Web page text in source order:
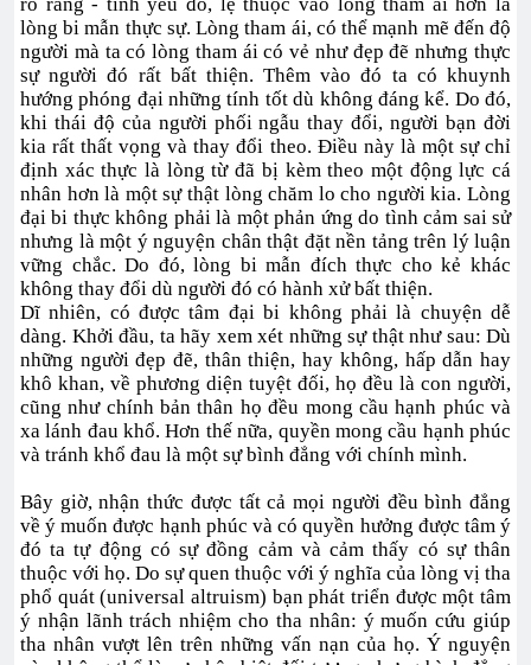
lòng bi mẫn thực sự. Lòng tham ái, có thể mạnh mẽ đến độ
người mà ta có lòng tham ái có vẻ như đẹp đẽ nhưng thực
sự người đó rất bất thiện. Thêm vào đó ta có khuynh
hướng phóng đại những tính tốt dù không đáng kể. Do đó,
khi thái độ của người phối ngẫu thay đổi, người bạn đời
kia rất thất vọng và thay đổi theo. Điều này là một sự chỉ
định xác thực là lòng từ đã bị kèm theo một động lực cá
nhân hơn là một sự thật lòng chăm lo cho người kia. Lòng
đại bi thực không phải là một phản ứng do tình cảm sai sử
nhưng là một ý nguyện chân thật đặt nền tảng trên lý luận
vững chắc. Do đó, lòng bi mẫn đích thực cho kẻ khác
không thay đổi dù người đó có hành xử bất thiện.
Dĩ nhiên, có được tâm đại bi không phải là chuyện dễ
dàng. Khởi đầu, ta hãy xem xét những sự thật như sau: Dù
những người đẹp đẽ, thân thiện, hay không, hấp dẫn hay
khô khan, về phương diện tuyệt đối, họ đều là con người,
cũng như chính bản thân họ đều mong cầu hạnh phúc và
xa lánh đau khổ. Hơn thế nữa, quyền mong cầu hạnh phúc
và tránh khổ đau là một sự bình đẳng với chính mình.
Bây giờ, nhận thức được tất cả mọi người đều bình đẳng
về ý muốn được hạnh phúc và có quyền hưởng được tâm ý
đó ta tự động có sự đồng cảm và cảm thấy có sự thân
thuộc với họ. Do sự quen thuộc với ý nghĩa của lòng vị tha
phổ quát (universal altruism) bạn phát triển được một tâm
ý nhận lãnh trách nhiệm cho tha nhân: ý muốn cứu giúp
tha nhân vượt lên trên những vấn nạn của họ. Ý nguyện